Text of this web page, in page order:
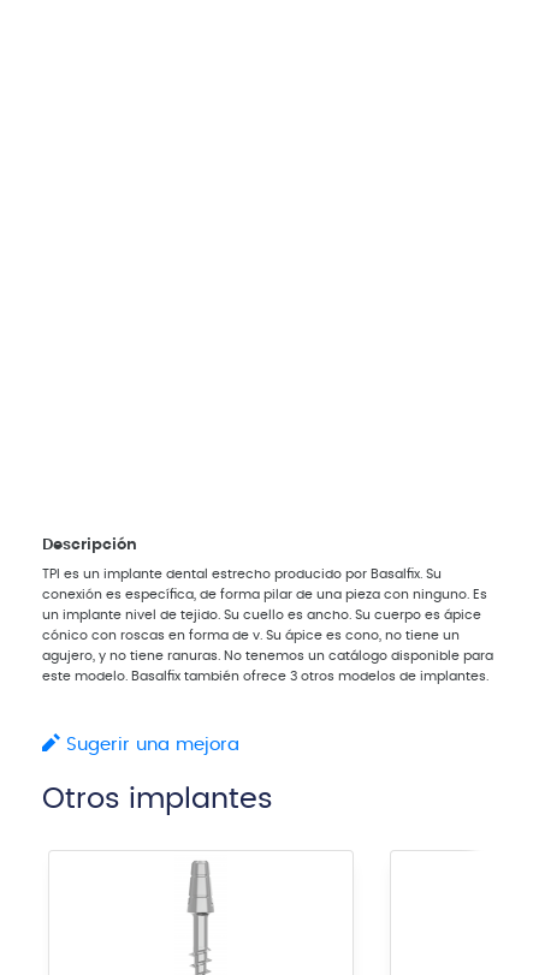
Descripción
TPI es un implante dental estrecho producido por Basalfix. Su
conexión es específica, de forma pilar de una pieza con ninguno. Es
un implante nivel de tejido. Su cuello es ancho. Su cuerpo es ápice
cónico con roscas en forma de v. Su ápice es cono, no tiene un
agujero, y no tiene ranuras. No tenemos un catálogo disponible para
este modelo. Basalfix también ofrece 3 otros modelos de implantes.
Sugerir una mejora
Otros implantes